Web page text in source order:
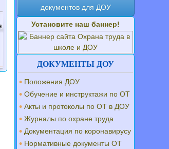
документов для ДОУ
Установите наш баннер!
ДОКУМЕНТЫ ДОУ
Положения ДОУ
Обучение и инструктажи по ОТ
Акты и протоколы по ОТ в ДОУ
Журналы по охране труда
Документация по коронавирусу
Нормативные документы ОТ